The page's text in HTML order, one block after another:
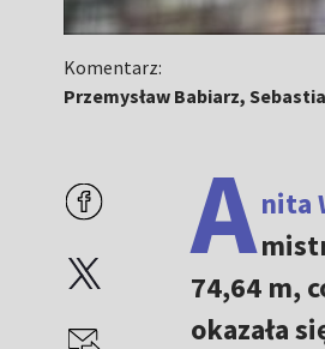
Komentarz:
Przemysław Babiarz,
Anita
74,64 m,
okazała